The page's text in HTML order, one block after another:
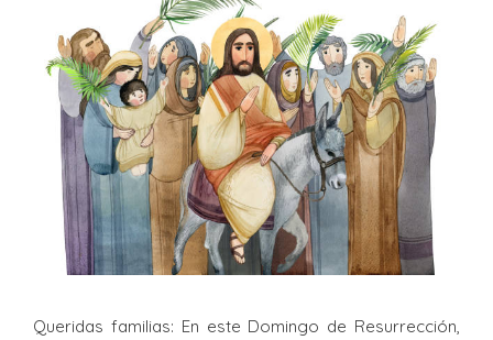
Queridas familias: En este Domingo de Resurrección,